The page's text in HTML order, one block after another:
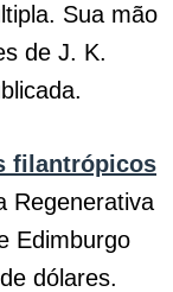
Sua mão
de J. K.
filantrópicos
Regenerativa
Edimburgo
dólares.